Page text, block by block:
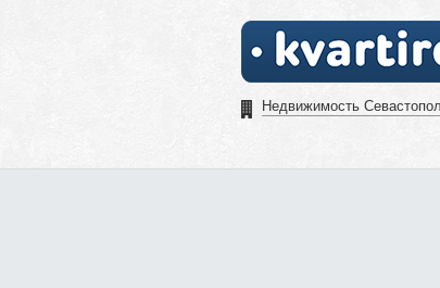
Недвижимость